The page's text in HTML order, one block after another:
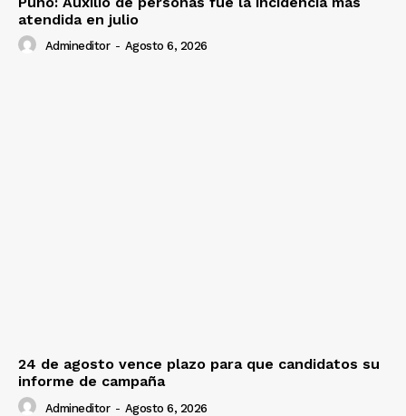
atendida en julio
Admineditor - Agosto 6, 2026
24 de agosto vence plazo para que candidatos su
informe de campaña
Admineditor - Agosto 6, 2026